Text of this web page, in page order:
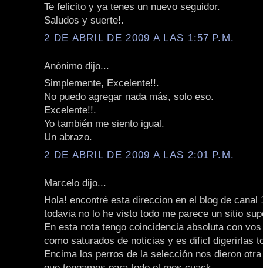
Te felicito y ya tenes un nuevo seguidor.
Saludos y suerte!.
2 DE ABRIL DE 2009 A LAS 1:57 P.M.
Anónimo dijo...
Simplemente, Excelente!!.
No puedo agregar nada más, solo eso.
Excelente!!.
Yo también me siento igual.
Un abrazo.
2 DE ABRIL DE 2009 A LAS 2:01 P.M.
Marcelo dijo...
Hola! encontré esta direccion en el blog de canal
todavia no lo he visto todo me parece un sitio
En esta nota tengo coincidencia absoluta con
como saturados de noticias y es dificl digerirlas
Encima los perros de la selección nos dieron